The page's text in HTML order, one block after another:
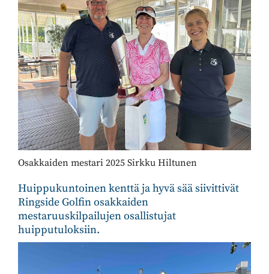
Osakkaiden mestari 2025 Sirkku Hiltunen
Huippukuntoinen kenttä ja hyvä sää siivittivät
Ringside Golfin osakkaiden
mestaruuskilpailujen osallistujat
huipputuloksiin.